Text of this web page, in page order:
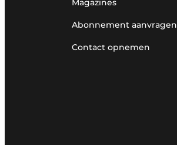
Magazines
Abonnement aanvragen
Contact opnemen